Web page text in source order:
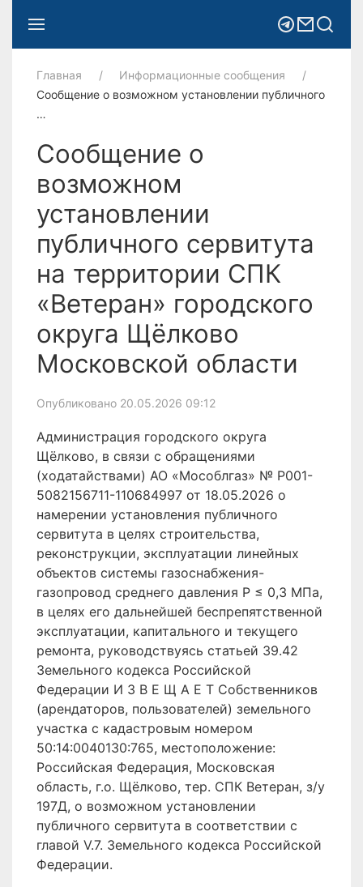
Главная
Информационные сообщения
Сообщение о возможном установлении публичного
…
Сообщение о
возможном
установлении
публичного сервитута
на территории СПК
«Ветеран» городского
округа Щёлково
Московской области
Опубликовано 20.05.2026 09:12
Администрация городского округа
Щёлково, в связи с обращениями
(ходатайствами) АО «Мособлгаз» № P001-
5082156711-110684997 от 18.05.2026 о
намерении установления публичного
сервитута в целях строительства,
реконструкции, эксплуатации линейных
объектов системы газоснабжения-
газопровод среднего давления Р ≤ 0,3 МПа,
в целях его дальнейшей беспрепятственной
эксплуатации, капитального и текущего
ремонта, руководствуясь статьей 39.42
Земельного кодекса Российской
Федерации И З В Е Щ А Е Т Собственников
(арендаторов, пользователей) земельного
участка с кадастровым номером
50:14:0040130:765, местоположение:
Российская Федерация, Московская
область, г.о. Щёлково, тер. СПК Ветеран, з/у
197Д, о возможном установлении
публичного сервитута в соответствии с
главой V.7. Земельного кодекса Российской
Федерации.